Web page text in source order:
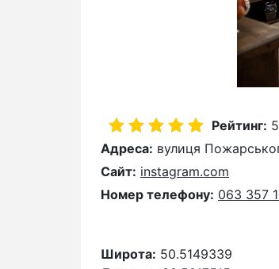
Рейтинг:
Адреса: вулиця
Сайт: instagram.com
Номер телефону: 063 357
Широта: 50.5149339